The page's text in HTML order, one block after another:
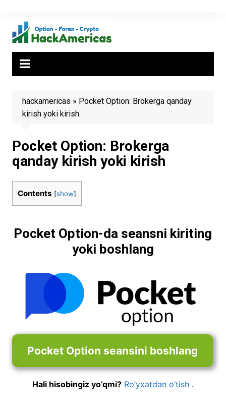
content
hackamericas » Pocket Option: Brokerga qanday
kirish yoki kirish
Pocket Option: Brokerga
qanday kirish yoki kirish
Contents [show]
Pocket Option-da seansni kiriting
yoki boshlang
Pocket Option seansini boshlang
Hali hisobingiz yo’qmi? Ro’yxatdan o’tish.